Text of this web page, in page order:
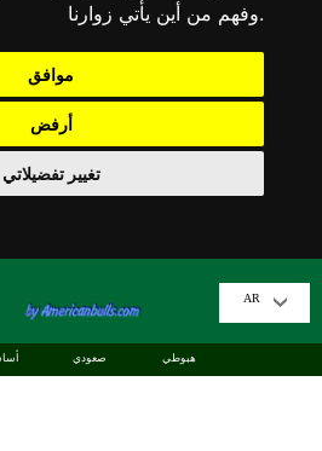
وفهم من أين يأتي زوارنا.
موافق
أرفض
تغيير تفضيلاتي
AR
صعودي هبوطي